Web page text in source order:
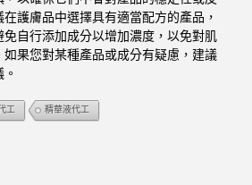
護膚品中選擇具有適當配方的產品，
自行添加成分以增加濃度，以免對肌
果您對某種產品或成分有疑慮，建議
工 精華液代工